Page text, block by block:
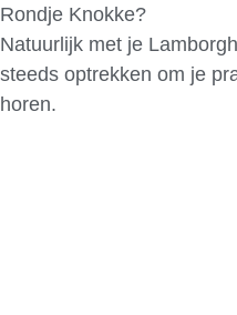
Rondje Knokke?
Natuurlijk met je
steeds optrekken om je
horen.